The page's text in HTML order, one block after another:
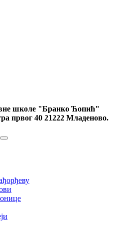
школе "Бранко Ћопић"
првог 40 21222 Младеново.